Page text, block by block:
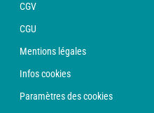
CGV
CGU
Mentions légales
Infos cookies
Paramètres des cookies